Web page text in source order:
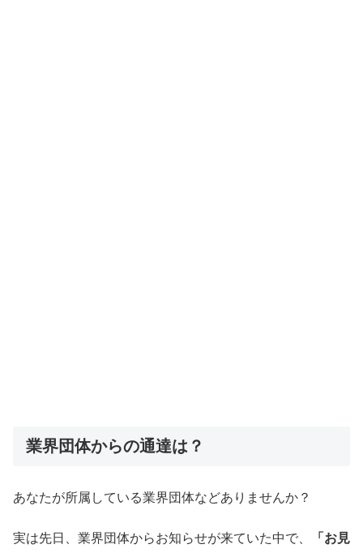
業界団体からの通達は？
あなたが所属している業界団体などありませんか？
実は先日、業界団体からお知らせが来ていた中で、
「お見